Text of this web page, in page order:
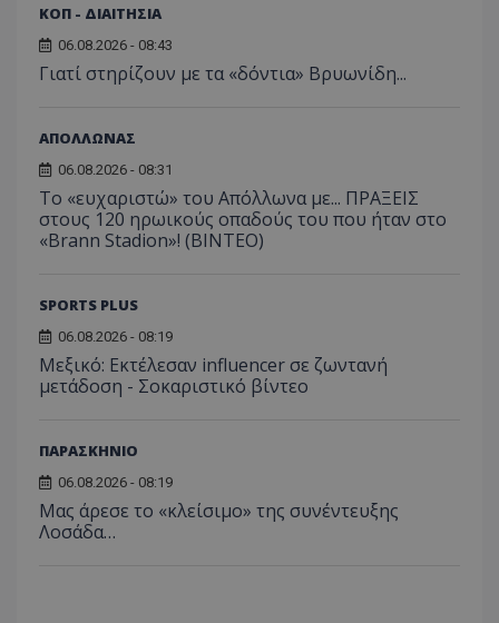
ΚΟΠ - ΔΙΑΙΤΗΣΙΑ
06.08.2026 - 08:43
Γιατί στηρίζουν με τα «δόντια» Βρυωνίδη...
ΑΠΟΛΛΩΝΑΣ
06.08.2026 - 08:31
Το «ευχαριστώ» του Απόλλωνα με... ΠΡΑΞΕΙΣ
στους 120 ηρωικούς οπαδούς του που ήταν στο
«Brann Stadion»! (ΒΙΝΤΕΟ)
SPORTS PLUS
06.08.2026 - 08:19
Μεξικό: Εκτέλεσαν influencer σε ζωντανή
μετάδοση - Σοκαριστικό βίντεο
ΠΑΡΑΣΚΗΝΙΟ
06.08.2026 - 08:19
Μας άρεσε το «κλείσιμο» της συνέντευξης
Λοσάδα…